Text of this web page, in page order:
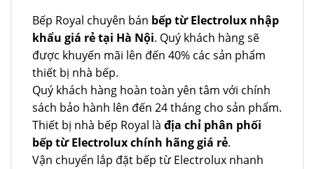
Bếp Royal chuyên bán bếp từ Electrolux nhập
khẩu giá rẻ tại Hà Nội. Quý khách hàng sẽ
được khuyến mãi lên đến 40% các sản phẩm
thiết bị nhà bếp.
Quý khách hàng hoàn toàn yên tâm với chính
sách bảo hành lên đến 24 tháng cho sản phẩm.
Thiết bị nhà bếp Royal là địa chỉ phân phối
bếp từ Electrolux chính hãng giá rẻ.
Vận chuyển lắp đặt bếp từ Electrolux nhanh